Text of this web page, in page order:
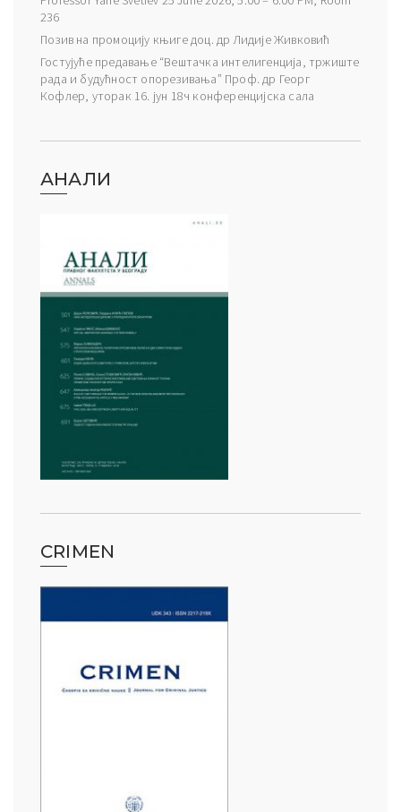
236
Позив на промоцију књиге доц. др Лидије Живковић
Гостујуће предавање “Вештачка интелигенција, тржиште
рада и будућност опорезивања” Проф. др Георг
Кофлер, уторак 16. јун 18ч конференцијска сала
АНАЛИ
CRIMEN